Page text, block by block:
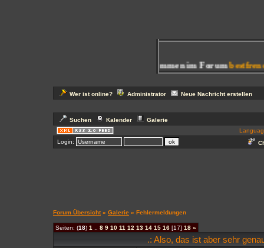
Herzlich Willkommen im Forum
Wer ist online? Administrator Neue Nachricht erstellen
Suchen Kalender
Galerie
Login:
Forum Übersicht» Galerie » Fehlermeldungen
Seiten: (18) 1 8 9 10 11 12 13 14 15 16 [17] 18 »
.: Also, das ist aber sehr